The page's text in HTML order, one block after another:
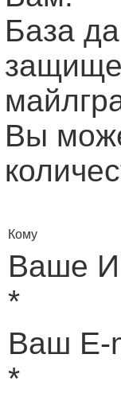
База
Вы
Кому
Ваше
*
Ваш E-
*